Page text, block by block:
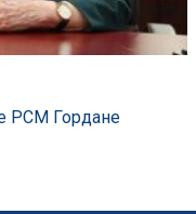
РСМ Гордане